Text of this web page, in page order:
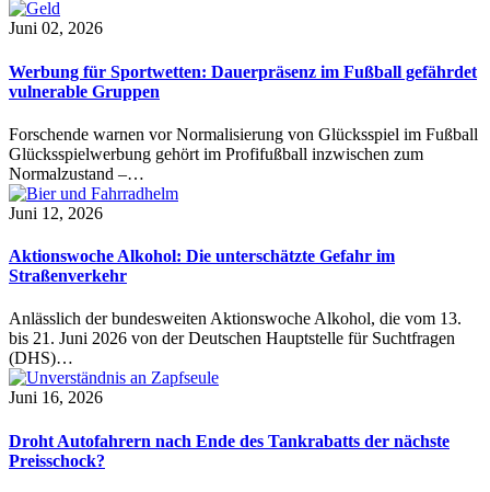
Juni 02, 2026
Werbung für Sportwetten: Dauerpräsenz im Fußball gefährdet
vulnerable Gruppen
Forschende warnen vor Normalisierung von Glücksspiel im Fußball
Glücksspielwerbung gehört im Profifußball inzwischen zum
Normalzustand –…
Juni 12, 2026
Aktionswoche Alkohol: Die unterschätzte Gefahr im
Straßenverkehr
Anlässlich der bundesweiten Aktionswoche Alkohol, die vom 13.
bis 21. Juni 2026 von der Deutschen Hauptstelle für Suchtfragen
(DHS)…
Juni 16, 2026
Droht Autofahrern nach Ende des Tankrabatts der nächste
Preisschock?